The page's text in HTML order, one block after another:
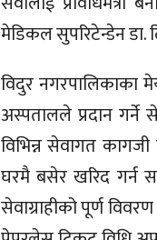
मेडिकल सुपरिटेन्डेन डा.
विदुर नगरपालिकाका
अस्पतालले प्रदान गर्ने
विभिन्न सेवागत
घरमै बसेर खरिद गर्न
सेवाग्राहीको पूर्ण